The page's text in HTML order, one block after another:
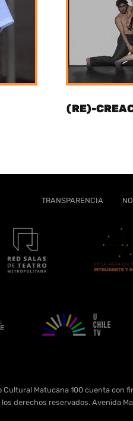
(RE)-
TRANSPARENCIA
Cultural Matucana 100 cuenta con
derechos reservados. Avenida